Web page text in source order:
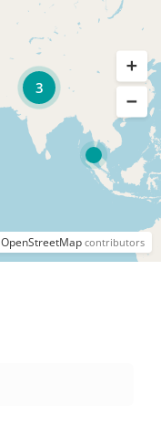
3
OpenStreetMap contributors